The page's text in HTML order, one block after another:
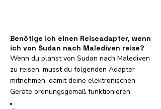
Benötige ich einen Reiseadapter, wenn
ich von Sudan nach Malediven reise?
Wenn du planst von Sudan nach Malediven
zu reisen, musst du folgenden Adapter
mitnehmen, damit deine elektronischen
Geräte ordnungsgemäß funktionieren.